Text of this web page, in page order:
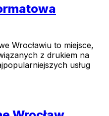
Wrocławiu to miejsce,
z drukiem na
usług